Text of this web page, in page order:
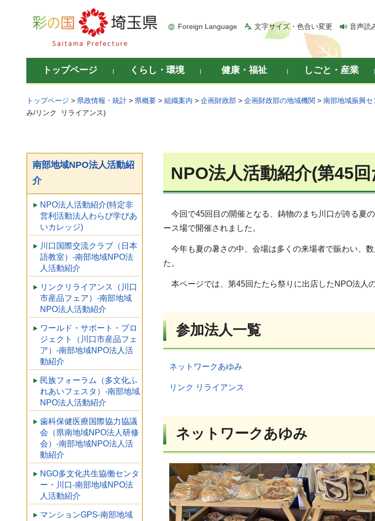
彩の国 埼玉県
Foreign Language 文字サイズ・色合い変更 音声読
トップページ くらし・環境 健康・福祉 しごと・産業
トップページ > 県政情報・統計 > 県概要 > 組織案内 > 企画財政部 > 企画財政部の地域機関 > 南部地域振興セ
み/リンク リライアンス)
南部地域NPO法人活動紹
介
NPO法人活動紹介(特定非
営利活動法人わらび学びあ
いカレッジ)
川口国際交流クラブ（日本
語教室）-南部地域NPO法
人活動紹介
リンクリライアンス（川口
市産品フェア）-南部地域
NPO法人活動紹介
ワールド・サポート・プロ
ジェクト（川口市産品フェ
ア）-南部地域NPO法人活
動紹介
民族フォーラム（多文化ふ
れあいフェスタ）-南部地域
NPO法人活動紹介
歯科保健医療国際協力協議
会（県南地域NPO法人研修
会）-南部地域NPO法人活
動紹介
NGO多文化共生協働センタ
ー・川口-南部地域NPO法
人活動紹介
マンションGPS-南部地域
NPO法人活動紹介(第45
今回で45回目の開催となる、鋳物のまち川口が誇る夏
ース場で開催されました。
今年も夏の暑さの中、会場は多くの来場者で賑わい、
た。
本ページでは、第45回たたら祭りに出店したNPO法人
参加法人一覧
ネットワークあゆみ
リンク リライアンス
ネットワークあゆみ